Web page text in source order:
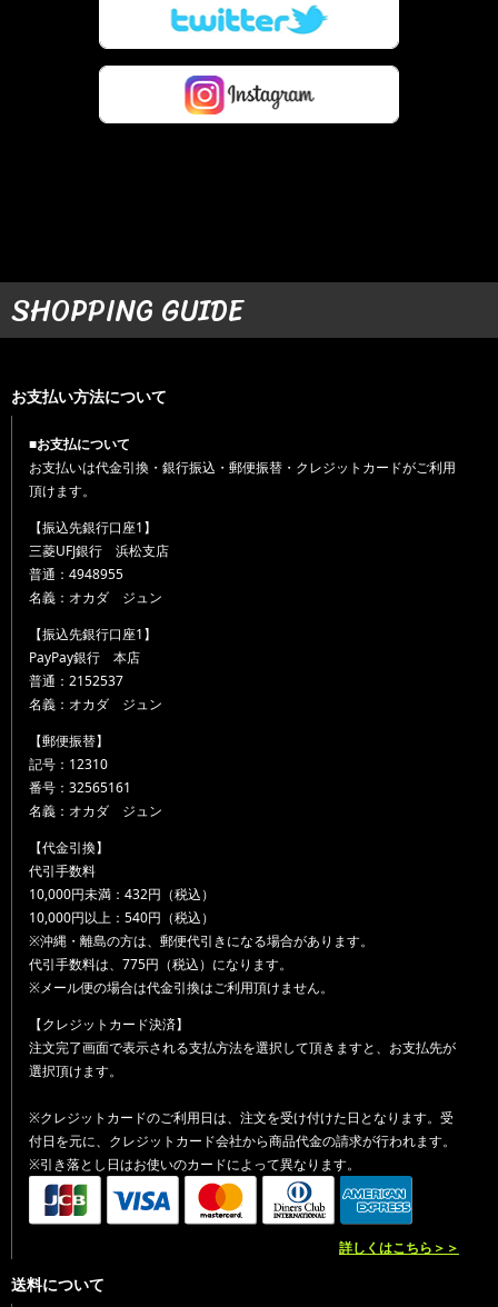
SHOPPING GUIDE
お支払い方法について
■お支払について
お支払いは代金引換・銀行振込・郵便振替・クレジットカードがご利用
頂けます。
【振込先銀行口座1】
三菱UFJ銀行 浜松支店
普通：4948955
名義：オカダ ジュン
【振込先銀行口座1】
PayPay銀行 本店
普通：2152537
名義：オカダ ジュン
【郵便振替】
記号：12310
番号：32565161
名義：オカダ ジュン
【代金引換】
代引手数料
10,000円未満：432円（税込）
10,000円以上：540円（税込）
※沖縄・離島の方は、郵便代引きになる場合があります。
代引手数料は、775円（税込）になります。
※メール便の場合は代金引換はご利用頂けません。
【クレジットカード決済】
注文完了画面で表示される支払方法を選択して頂きますと、お支払先が
選択頂けます。
※クレジットカードのご利用日は、注文を受け付けた日となります。受
付日を元に、クレジットカード会社から商品代金の請求が行われます。
※引き落とし日はお使いのカードによって異なります。
詳しくはこちら＞＞
送料について